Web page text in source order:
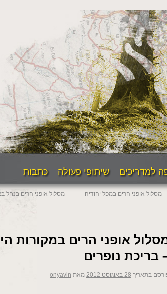
למדריכים שיתופי פעולה כתבות
מסלול אופני הרים במפל יהודיה
מסלול אופני הרים בנחל
אופני הרים במקורות
בריכת נופרים
בתאריך 28 באוגוסט 2012 מאת onyavin